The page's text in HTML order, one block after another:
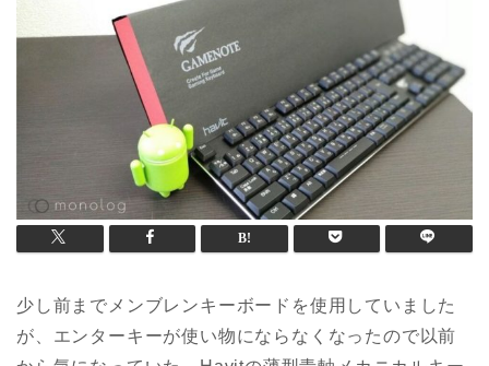
少し前までメンブレンキーボードを使用していました
が、エンターキーが使い物にならなくなったので以前